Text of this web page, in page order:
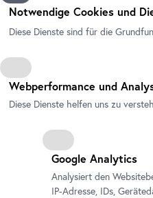
Datenschutzbeauftragten finden Sie in
Notwendige Cookies und
Diese Dienste sind für die
Webperformance und
Diese Dienste helfen uns zu
Google Analytics
Analysiert den
IP-Adresse, IDs,